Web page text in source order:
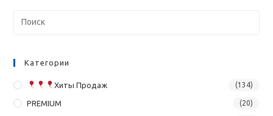
Категории
Хиты Продаж (134)
PREMIUM (20)